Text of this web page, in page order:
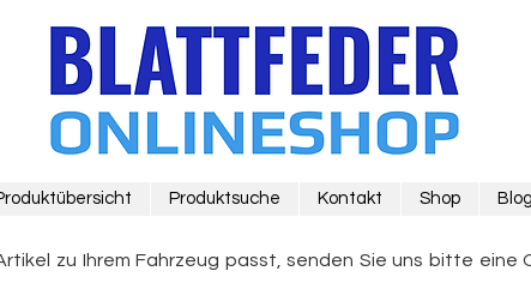
Produktsuche Kontakt Shop Blog
zu Ihrem Fahrzeug passt, senden Sie uns bitte eine